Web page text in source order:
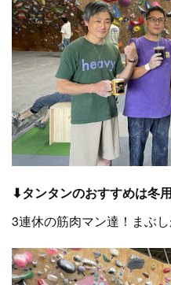
⬇タンタンのおすすめは冬
3連休の筋肉マン達！まぶ